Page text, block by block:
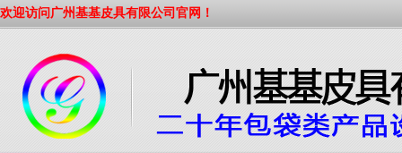
欢迎访问广州基基皮具有限公司官网！